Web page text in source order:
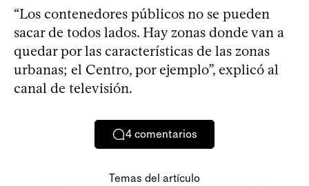
“Los contenedores públicos no se pueden
sacar de todos lados. Hay zonas donde van a
quedar por las características de las zonas
urbanas; el Centro, por ejemplo”, explicó al
canal de televisión.
4 comentarios
Temas del artículo